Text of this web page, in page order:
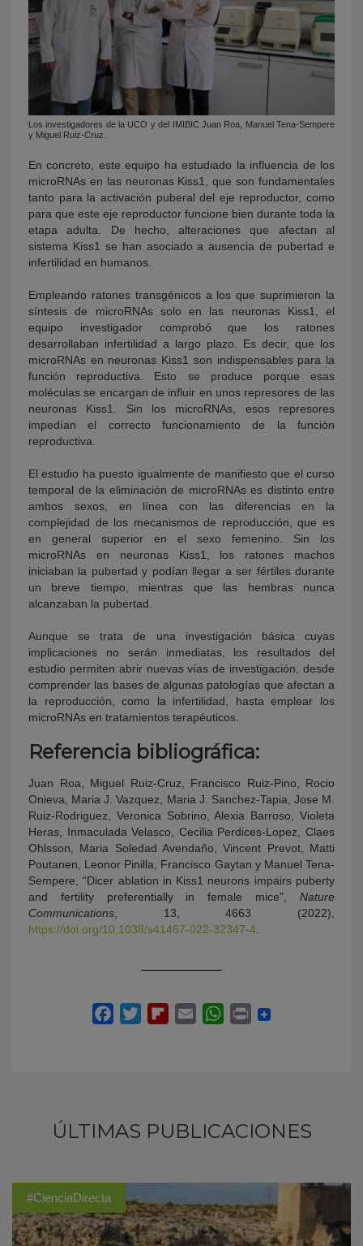
Los investigadores de la UCO y del IMIBIC Juan Roa, Manuel Tena-Sempere
y Miguel Ruiz-Cruz.
En concreto, este equipo ha estudiado la influencia de los
microRNAs en las neuronas Kiss1, que son fundamentales
tanto para la activación puberal del eje reproductor, como
para que este eje reproductor funcione bien durante toda la
etapa adulta. De hecho, alteraciones que afectan al
sistema Kiss1 se han asociado a ausencia de pubertad e
infertilidad en humanos.
Empleando ratones transgénicos a los que suprimieron la
síntesis de microRNAs solo en las neuronas Kiss1, el
equipo investigador comprobó que los ratones
desarrollaban infertilidad a largo plazo. Es decir, que los
microRNAs en neuronas Kiss1 son indispensables para la
función reproductiva. Esto se produce porque esas
moléculas se encargan de influir en unos represores de las
neuronas Kiss1. Sin los microRNAs, esos represores
impedían el correcto funcionamiento de la función
reproductiva.
El estudio ha puesto igualmente de manifiesto que el curso
temporal de la eliminación de microRNAs es distinto entre
ambos sexos, en línea con las diferencias en la
complejidad de los mecanismos de reproducción, que es
en general superior en el sexo femenino. Sin los
microRNAs en neuronas Kiss1, los ratones machos
iniciaban la pubertad y podían llegar a ser fértiles durante
un breve tiempo, mientras que las hembras nunca
alcanzaban la pubertad.
Aunque se trata de una investigación básica cuyas
implicaciones no serán inmediatas, los resultados del
estudio permiten abrir nuevas vías de investigación, desde
comprender las bases de algunas patologías que afectan a
la reproducción, como la infertilidad, hasta emplear los
microRNAs en tratamientos terapéuticos.
Referencia bibliográfica:
Juan Roa, Miguel Ruiz-Cruz, Francisco Ruiz-Pino, Rocio
Onieva, Maria J. Vazquez, Maria J. Sanchez-Tapia, Jose M.
Ruiz-Rodriguez, Veronica Sobrino, Alexia Barroso, Violeta
Heras, Inmaculada Velasco, Cecilia Perdices-Lopez, Claes
Ohlsson, Maria Soledad Avendaño, Vincent Prevot, Matti
Poutanen, Leonor Pinilla, Francisco Gaytan y Manuel Tena-
Sempere, “Dicer ablation in Kiss1 neurons impairs puberty
and fertility preferentially in female mice”, Nature
Communications, 13, 4663 (2022),
https://doi.org/10.1038/s41467-022-32347-4.
ÚLTIMAS PUBLICACIONES
#CienciaDirecta